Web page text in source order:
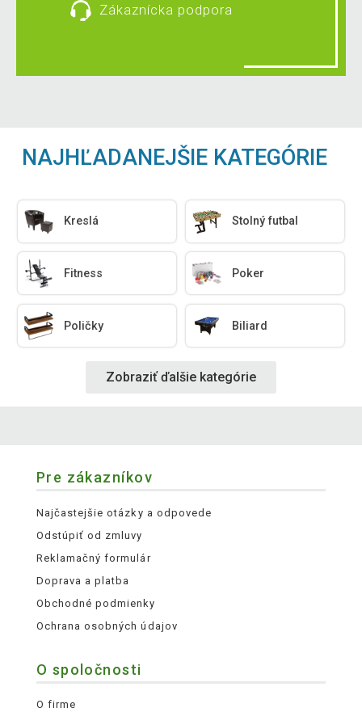
Zákaznícka podpora
NAJHĽADANEJŠIE KATEGÓRIE
Kreslá Stolný futbal
Fitness Poker
Poličky Biliard
Zobraziť ďalšie kategórie
Pre zákazníkov
Najčastejšie otázky a odpovede
Odstúpiť od zmluvy
Reklamačný formulár
Doprava a platba
Obchodné podmienky
Ochrana osobných údajov
O spoločnosti
O firme